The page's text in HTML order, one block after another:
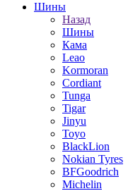
Шины
Назад
Шины
Кама
Leao
Kormoran
Cordiant
Tunga
Tigar
Jinyu
Toyo
BlackLion
Nokian Tyres
BFGoodrich
Michelin